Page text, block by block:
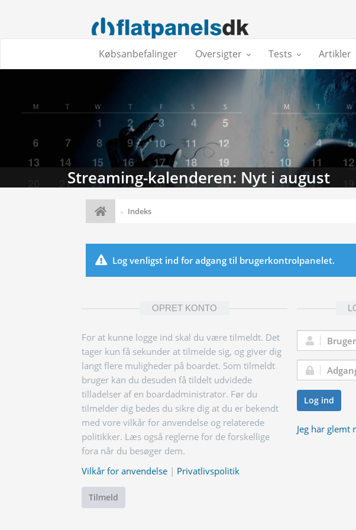
Købsanbefalinger Oversigter Tests Artikler
Streaming-kalenderen: Nyt i august
Indeks
Log venligst ind for adgang til brugerkontrolpanelet.
OPRET KONTO
For at kunne logge ind skal du være tilmeldt. Det
tager kun få sekunder at tilmelde sig, og giver dig
langt flere muligheder på boardet. Som tilmeldt
bruger kan du desuden få tildelt udvidede
tilladelser af en boardadministrator. Før du
tilmelder dig bedes du sikre dig at du er bekendt
med vore vilkår for anvendelse og relaterede
politikker. Læs også reglerne for de forskellige
fora når du besøger dem.
Vilkår for anvendelse | Privatlivspolitik
Tilmeld
Brugernavn:
Adgangskode:
Log ind
Jeg har glemt